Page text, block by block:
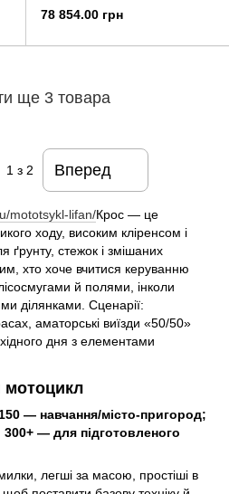
78 854.00 грн
ще 3 товара
1з 2 Вперед
mototsykl-lifan/Крос — це
ходу, високим кліренсом і
стежок і змішаних
хто хоче вчитися керуванню
й полями, інколи
ділянками. Сценарії:
аматорські виїзди «50/50»
дня з елементами
мотоцикл
— навчання/місто-пригород;
— для підготовленого
легші за масою, простіші в